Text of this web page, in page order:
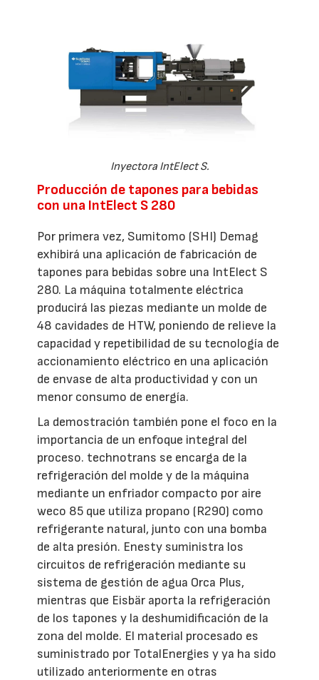
Inyectora IntElect S.
Producción de tapones para bebidas
con una IntElect S 280
Por primera vez, Sumitomo (SHI) Demag
exhibirá una aplicación de fabricación de
tapones para bebidas sobre una IntElect S
280. La máquina totalmente eléctrica
producirá las piezas mediante un molde de
48 cavidades de HTW, poniendo de relieve la
capacidad y repetibilidad de su tecnología de
accionamiento eléctrico en una aplicación
de envase de alta productividad y con un
menor consumo de energía.
La demostración también pone el foco en la
importancia de un enfoque integral del
proceso. technotrans se encarga de la
refrigeración del molde y de la máquina
mediante un enfriador compacto por aire
weco 85 que utiliza propano (R290) como
refrigerante natural, junto con una bomba
de alta presión. Enesty suministra los
circuitos de refrigeración mediante su
sistema de gestión de agua Orca Plus,
mientras que Eisbär aporta la refrigeración
de los tapones y la deshumidificación de la
zona del molde. El material procesado es
suministrado por TotalEnergies y ya ha sido
utilizado anteriormente en otras